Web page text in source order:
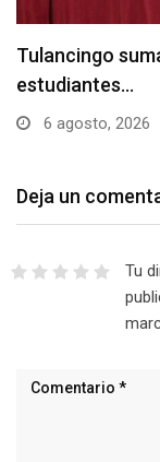
Tulancingo
estudiantes…
6 agosto, 2026
Deja un
Tu